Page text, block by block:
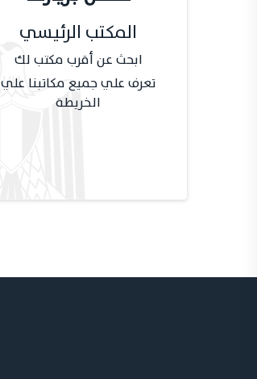
المكتب الرئيسي
ابحث عن أقرب مكتب لك
تعرف علي جميع مكاتبنا علي
الخريطة